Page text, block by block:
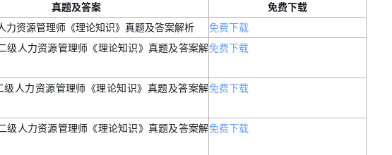
真题及答案
免费下载
力资源管理师《理论知识》真题及答案解析
免费下载
级人力资源管理师《理论知识》真题及答案解免费下载
级人力资源管理师《理论知识》真题及答案解免费下载
级人力资源管理师《理论知识》真题及答案解免费下载